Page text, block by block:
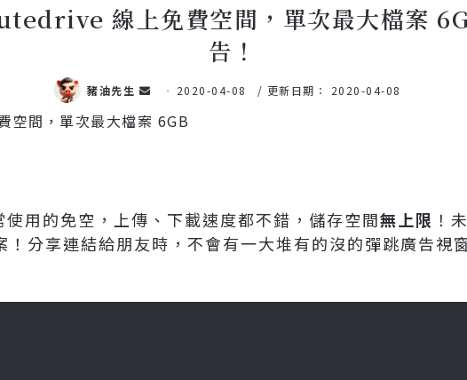
線上免費空間，單次最大檔案
告！
豬油先生 2020-04-08 / 更新日期： 2020-04-08
用的免空，上傳、下載速度都不錯，儲存空間無上限 ！
！分享連結給朋友時，不會有一大堆有的沒的彈跳廣告視